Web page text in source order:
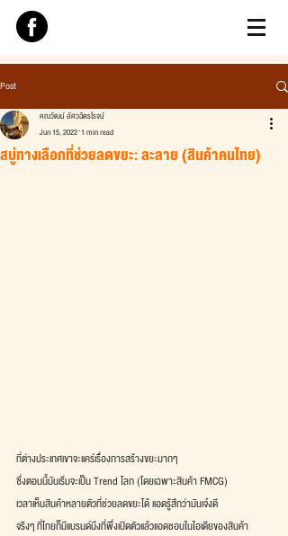
Post
สบู่ทางเลือกที่ช่วยลดขยะ: ละลาย (สินค้าคนไทย)
คณวัฒน์ อัศวฉัตรโรจน์
Jun 15, 2022 1 min read
ที่ต่างประเทศเขาจะแคร์เรื่องการสร้างขยะมากๆ
ซึ่งตอนนี้มันเริ่มจะเป็น Trend โลก (โดยเฉพาะสินค้า FMCG)
เวลาเห็นสินค้าหลายตัวที่ช่วยลดขยะได้ แอดรู้สึกว่ามันเจ๋งดี
จริงๆ ที่ไทยก็มีแบรนด์นึงที่พึ่งเปิดตัวแล้วแอดชอบในไอเดียของสินค้า